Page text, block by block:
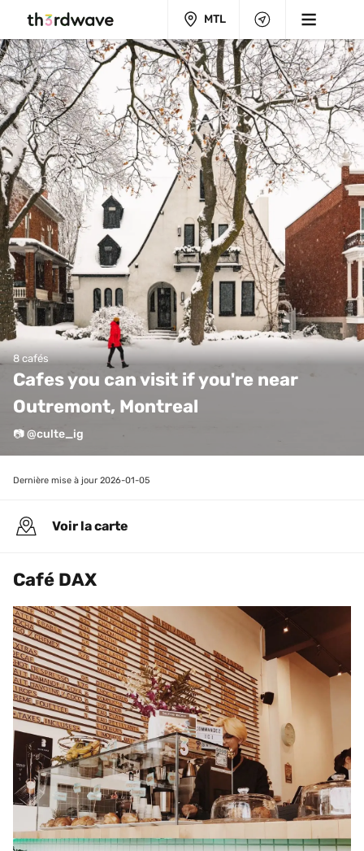
MTL
8 cafés
Cafes you can visit if you're near
Outremont, Montreal
📷 @culte_ig
Dernière mise à jour 2026-01-05
Voir la carte
Café DAX